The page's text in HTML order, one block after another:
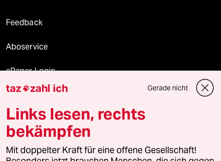
Feedback
Aboservice
ePaper Login
Downloads für Abonnierende
© 2026 taz Verlags und Vertriebs GmbH
Alle Rechte vorbehalten. Bei rechtlichen Fragen oder für Genehmigungen
wenden Sie sich bitte an lizenzen@taz.de
taz zahl ich Gerade nicht
Links lesen, rechts
bekämpfen
Mit doppelter Kraft für eine offene Gesellschaft!